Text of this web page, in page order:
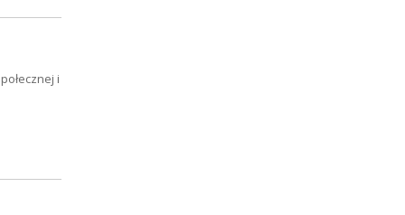
i